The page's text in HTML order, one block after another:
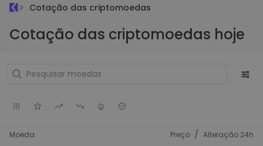
Cotação das criptomoedas
Cotação das criptomoedas hoje
Moeda Preço / Alteração 24h